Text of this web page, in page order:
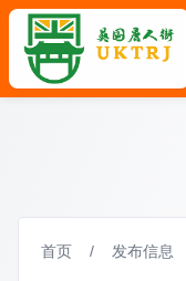
首页 / 发布信息